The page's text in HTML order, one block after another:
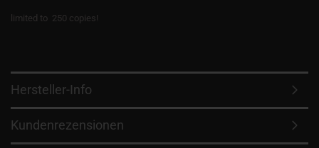
limited to 250 copies!
Hersteller-Info
Kundenrezensionen